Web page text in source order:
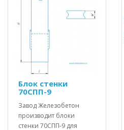
Блок стенки
70СПП-9
Завод Железобетон
производит блоки
стенки 70СПП-9 для